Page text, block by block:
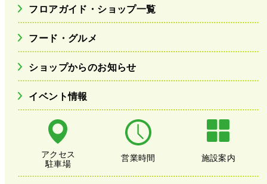
フロアガイド・ショップ一覧
フード・グルメ
ショップからのお知らせ
イベント情報
アクセス
駐車場
営業時間 施設案内